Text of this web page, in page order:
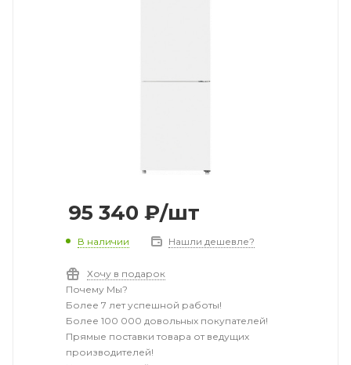
95 340 ₽/шт
В наличии Нашли дешевле?
Хочу в подарок
Почему Мы?
Более 7 лет успешной работы!
Более 100 000 довольных покупателей!
Прямые поставки товара от ведущих
производителей!